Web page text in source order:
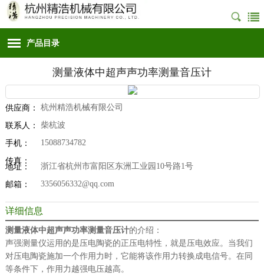
产品目录
测量液体中超声声功率测量音压计
供应商： 杭州精浩机械有限公司
联系人： 柴杭波
手机： 15088734782
传真：
地址： 浙江省杭州市富阳区东洲工业园10号路1号
邮箱： 3356056332@qq.com
详细信息
测量液体中超声声功率测量音压计的介绍：
声强测量仪运用的是压电陶瓷的正压电特性，就是压电效应。当我们
对压电陶瓷施加一个作用力时，它能将该作用力转换成电信号。在同
等条件下，作用力越强电压越高。